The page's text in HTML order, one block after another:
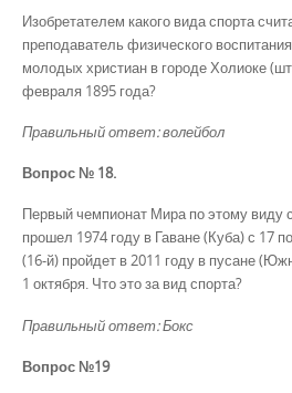
Изобретателем какого вида спорта
преподаватель физического
молодых христиан в городе Холиоке
февраля 1895 года?
Правильный ответ: волейбол
Вопрос № 18.
Первый чемпионат Мира по этому виду
прошел 1974 году в Гаване (Куба) с 17
(16-й) пройдет в 2011 году в пусане
1 октября. Что это за вид спорта?
Правильный ответ: Бокс
Вопрос №19